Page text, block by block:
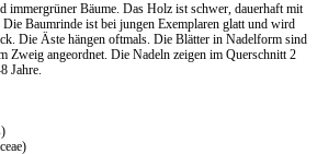
immergrüner Bäume. Das Holz ist schwer, dauerhaft mit
Baumrinde ist bei jungen Exemplaren glatt und wird
Die Äste hängen oftmals. Die Blätter in Nadelform sind
Zweig angeordnet. Die Nadeln zeigen im Querschnitt 2
Jahre.